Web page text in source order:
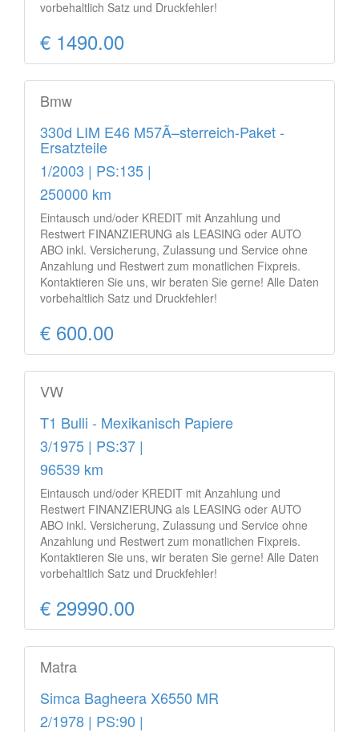
vorbehaltlich Satz und Druckfehler!
€ 1490.00
Bmw
330d LIM E46 M57Ã–sterreich-Paket -
Ersatzteile
1/2003 | PS:135 |
250000 km
Eintausch und/oder KREDIT mit Anzahlung und
Restwert FINANZIERUNG als LEASING oder AUTO
ABO inkl. Versicherung, Zulassung und Service ohne
Anzahlung und Restwert zum monatlichen Fixpreis.
Kontaktieren Sie uns, wir beraten Sie gerne! Alle Daten
vorbehaltlich Satz und Druckfehler!
€ 600.00
VW
T1 Bulli - Mexikanisch Papiere
3/1975 | PS:37 |
96539 km
Eintausch und/oder KREDIT mit Anzahlung und
Restwert FINANZIERUNG als LEASING oder AUTO
ABO inkl. Versicherung, Zulassung und Service ohne
Anzahlung und Restwert zum monatlichen Fixpreis.
Kontaktieren Sie uns, wir beraten Sie gerne! Alle Daten
vorbehaltlich Satz und Druckfehler!
€ 29990.00
Matra
Simca Bagheera X6550 MR
2/1978 | PS:90 |